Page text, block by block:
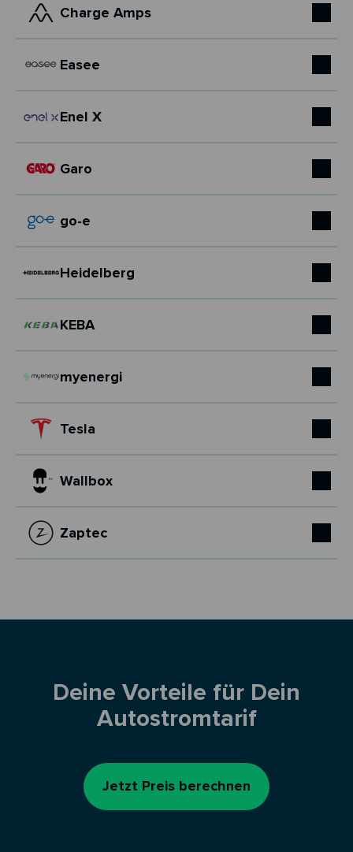
Charge Amps
Easee
Enel X
Garo
go-e
Heidelberg
KEBA
myenergi
Tesla
Wallbox
Zaptec
Deine Vorteile für Dein
Autostromtarif
Jetzt Preis berechnen